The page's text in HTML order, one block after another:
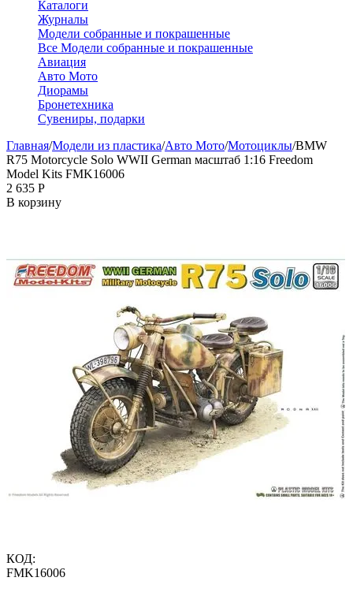
Каталоги
Журналы
Модели собранные и покрашенные
Все Модели собранные и покрашенные
Авиация
Авто Мото
Диорамы
Бронетехника
Сувениры, подарки
Главная/Модели из пластика/Авто Мото/Мотоциклы/BMW
R75 Motorcycle Solo WWII German масштаб 1:16 Freedom
Model Kits FMK16006
2 635 Р
В корзину
КОД:
FMK16006